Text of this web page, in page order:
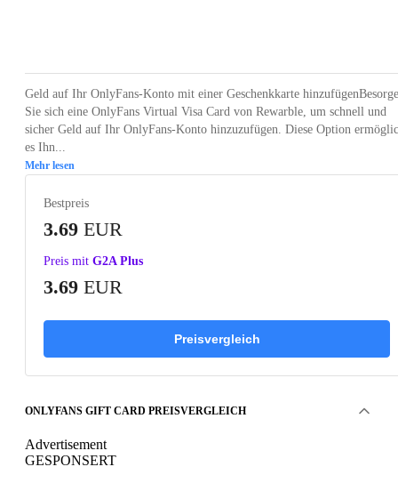
Geld auf Ihr OnlyFans-Konto mit einer Geschenkkarte
Sie sich eine OnlyFans Virtual Visa Card von Rewarble, um schnell und
sicher Geld auf Ihr OnlyFans-Konto hinzuzufügen. Diese Option
es Ihn...
Mehr lesen
Bestpreis
3.69 EUR
Preis mit G2A Plus
3.69 EUR
Preisvergleich
ONLYFANS GIFT CARD PREISVERGLEICH
Advertisement
GESPONSERT